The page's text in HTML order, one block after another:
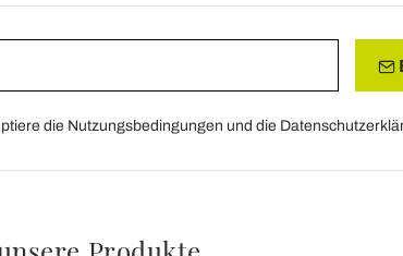
die Nutzungsbedingungen und die